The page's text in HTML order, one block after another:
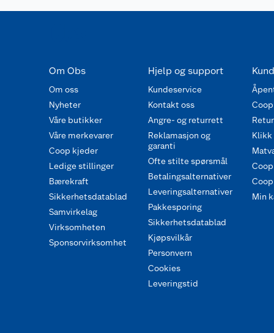
Om Obs
Om oss
Nyheter
Våre butikker
Våre merkevarer
Coop kjeder
Ledige stillinger
Bærekraft
Sikkerhetsdatablad
Samvirkelag
Virksomheten
Sponsorvirksomhet
Hjelp og support
Kundeservice
Kontakt oss
Angre- og returrett
Reklamasjon og
garanti
Ofte stilte spørsmål
Betalingsalternativer
Leveringsalternativer
Pakkesporing
Sikkerhetsdatablad
Kjøpsvilkår
Personvern
Cookies
Leveringstid
Klikk
Min